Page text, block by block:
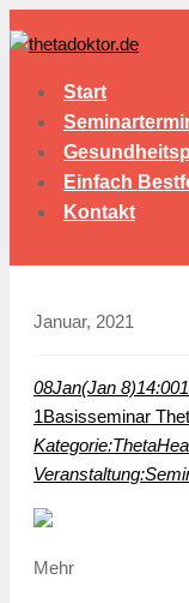
Start
Einfach
Kontakt
Januar, 2021
08Jan(Jan 8)14:00
1Basisseminar
Kategorie:
Veranstaltung:
Mehr